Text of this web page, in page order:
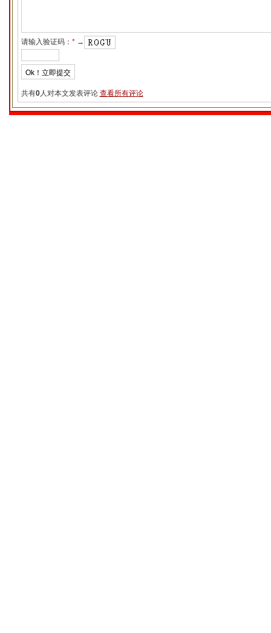
请输入验证码： *→
共有0人对本文发表评论 查看所有评论